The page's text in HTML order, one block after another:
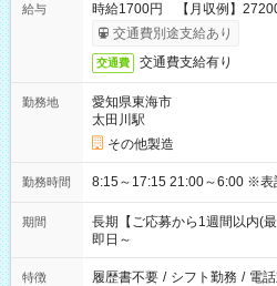
給与
時給1700円 【月収例】
交通費別途支給あり
交通費 交通費支給有り
勤務地
愛知県東海市
太田川駅
その他製造
勤務時間 8:15～
期間
長期【ご応募から1週間以内(
即日～
特徴 履歴書不要 / シフト勤務 / 電